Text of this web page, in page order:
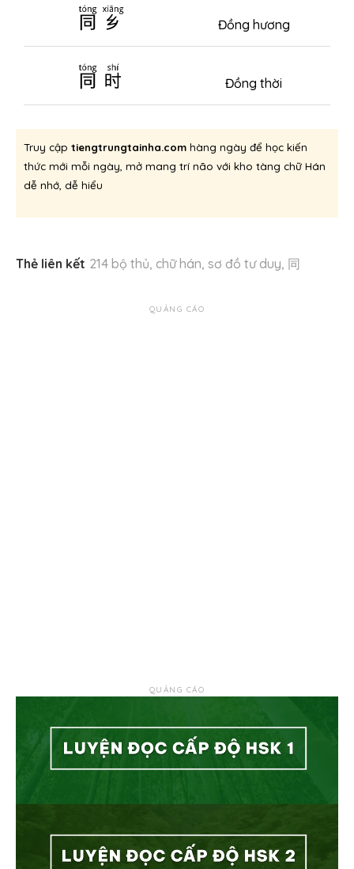
同乡 Đồng hương
同时 Đồng thời
Truy cập tiengtrungtainha.com hàng ngày để học kiến
thức mới mỗi ngày, mở mang trí não với kho tàng chữ Hán
dễ nhớ, dễ hiểu
Thẻ liên kết 214 bộ thủ chữ hán sơ đồ tư duy 同
QUẢNG CÁO
QUẢNG CÁO